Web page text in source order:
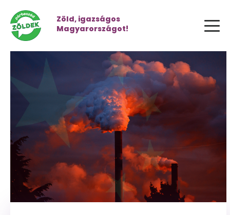
Zöld, igazságos
Magyarországot!